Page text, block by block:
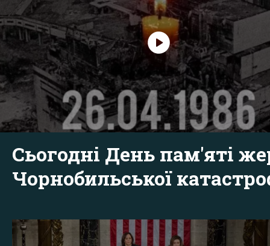
Сьогодні День пам'яті
Чорнобильської